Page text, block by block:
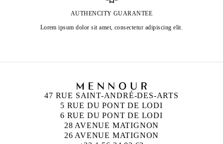
AUTHENCITY GUARANTEE
Lorem ipsum dolor sit amet, consectetur adipiscing elit.
47 RUE SAINT-ANDRÉ-DES-ARTS
5 RUE DU PONT DE LODI
6 RUE DU PONT DE LODI
28 AVENUE MATIGNON
26 AVENUE MATIGNON